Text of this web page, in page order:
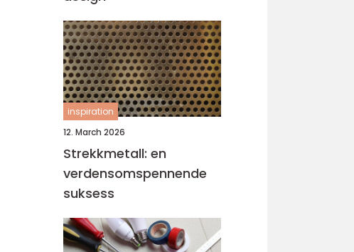
inspiration
12. March 2026
Strekkmetall: en
verdensomspennende
suksess